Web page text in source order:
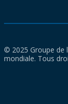
© 2025 Groupe de
mondiale. Tous